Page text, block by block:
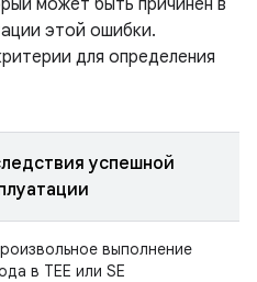
может быть причинен в
этой ошибки.
для определения
успешной
выполнение
в TEE или SE